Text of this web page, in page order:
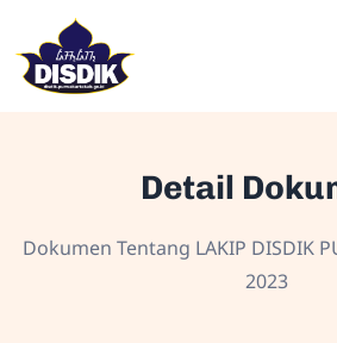
Detail
Dokumen Tentang LAKIP DISDIK
2023